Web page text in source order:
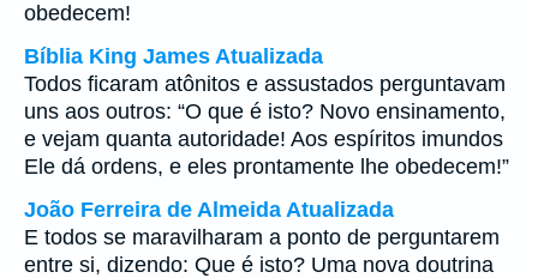
obedecem!
Bíblia King James Atualizada
Todos ficaram atônitos e assustados perguntavam
uns aos outros: “O que é isto? Novo ensinamento,
e vejam quanta autoridade! Aos espíritos imundos
Ele dá ordens, e eles prontamente lhe obedecem!”
João Ferreira de Almeida Atualizada
E todos se maravilharam a ponto de perguntarem
entre si, dizendo: Que é isto? Uma nova doutrina